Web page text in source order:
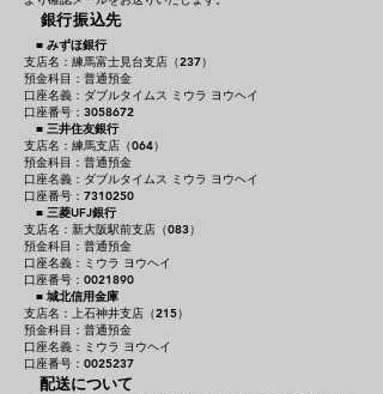
銀行振込先
■ みずほ銀行
支店名：練馬富士見台支店（237）
預金科目：普通預金
口座名義：ダブルタイムス ミウラ ヨウヘイ
口座番号：3058672
■ 三井住友銀行
支店名：練馬支店（064）
預金科目：普通預金
口座名義：ダブルタイムス ミウラ ヨウヘイ
口座番号：7310250
■ 三菱UFJ銀行
支店名：新大阪駅前支店（083）
預金科目：普通預金
口座名義：ミウラ ヨウヘイ
口座番号：0021890
■ 城北信用金庫
支店名：上石神井支店（215）
預金科目：普通預金
口座名義：ミウラ ヨウヘイ
口座番号：0025237
配送について